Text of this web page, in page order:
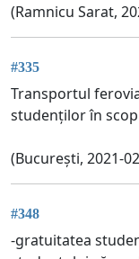
(Ramnicu Sarat,
#335
Transportul
studenților în
(București, 2021-
#348
-gratuitatea